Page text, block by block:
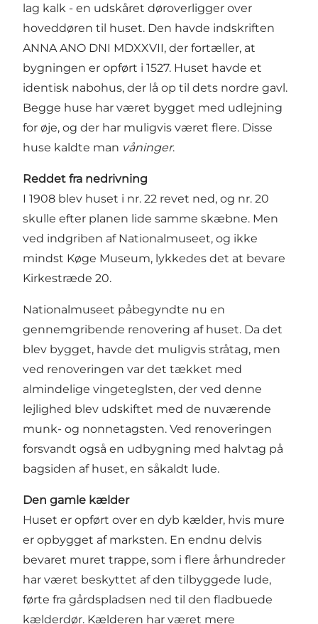
lag kalk - en udskåret døroverligger over
hoveddøren til huset. Den havde indskriften
ANNA ANO DNI MDXXVII, der fortæller, at
bygningen er opført i 1527. Huset havde et
identisk nabohus, der lå op til dets nordre gavl.
Begge huse har været bygget med udlejning
for øje, og der har muligvis været flere. Disse
huse kaldte man våninger.
Reddet fra nedrivning
I 1908 blev huset i nr. 22 revet ned, og nr. 20
skulle efter planen lide samme skæbne. Men
ved indgriben af Nationalmuseet, og ikke
mindst Køge Museum, lykkedes det at bevare
Kirkestræde 20.
Nationalmuseet påbegyndte nu en
gennemgribende renovering af huset. Da det
blev bygget, havde det muligvis stråtag, men
ved renoveringen var det tækket med
almindelige vingeteglsten, der ved denne
lejlighed blev udskiftet med de nuværende
munk- og nonnetagsten. Ved renoveringen
forsvandt også en udbygning med halvtag på
bagsiden af huset, en såkaldt lude.
Den gamle kælder
Huset er opført over en dyb kælder, hvis mure
er opbygget af marksten. En endnu delvis
bevaret muret trappe, som i flere århundreder
har været beskyttet af den tilbyggede lude,
førte fra gårdspladsen ned til den fladbuede
kælderdør. Kælderen har været mere